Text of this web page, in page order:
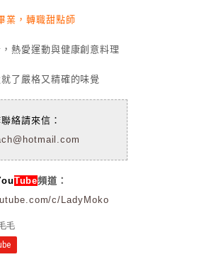
業，轉職甜點師
熱愛運動與健康創意料理
了嚴格又精確的味覺
絡請來信：
Tube頻道：
c/LadyMoko